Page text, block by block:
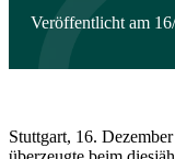
Veröffentlicht am
Stuttgart, 16.